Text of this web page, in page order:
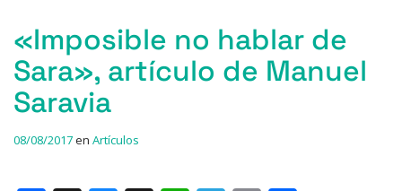
«Imposible no hablar de
Sara», artículo de Manuel
Saravia
08/08/2017en Artículos